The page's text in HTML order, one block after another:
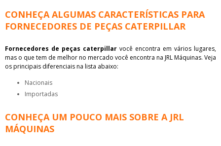
CONHEÇA ALGUMAS CARACTERÍSTICAS PARA
FORNECEDORES DE PEÇAS CATERPILLAR
Fornecedores de peças caterpillar você encontra em vários lugares,
mas o que tem de melhor no mercado você encontra na JRL Máquinas. Veja
os principais diferenciais na lista abaixo:
nacionais
importadas
CONHEÇA UM POUCO MAIS SOBRE A JRL
MÁQUINAS